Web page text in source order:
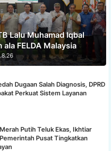
Lalu Muhamad Iqbal
FELDA Malaysia
Dugaan Salah Diagnosis, DPRD
Perkuat Sistem Layanan
Putih Teluk Ekas, Ikhtiar
Pusat Tingkatkan